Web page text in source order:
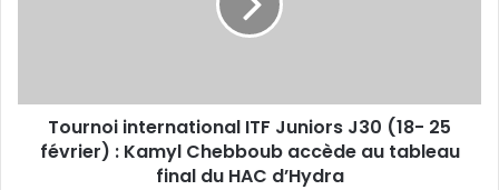
:
Kamyl
Chebboub
Tournoi international ITF Juniors J30 (18- 25
février) : Kamyl Chebboub accède au tableau
final du HAC d’Hydra